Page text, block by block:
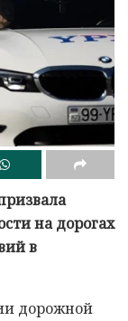
на дорогах
в
дорожной